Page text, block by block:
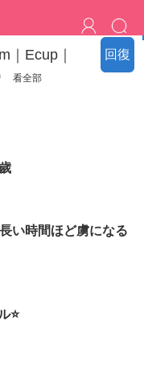
回復
｜Ecup｜
看全部
い時間ほど虜になる
⭐